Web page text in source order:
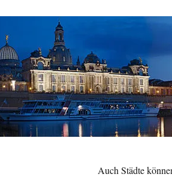
Auch Städte